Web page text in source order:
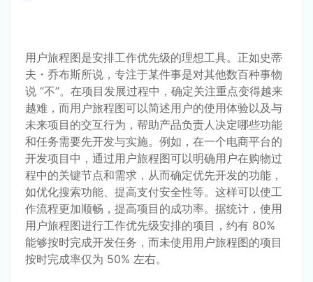
用户旅程图是安排工作优先级的理想工具。正如史蒂
夫・乔布斯所说，专注于某件事是对其他数百种事物
说 “不”。在项目发展过程中，确定关注重点变得越来
越难，而用户旅程图可以简述用户的使用体验以及与
未来项目的交互行为，帮助产品负责人决定哪些功能
和任务需要先开发与实施。例如，在一个电商平台的
开发项目中，通过用户旅程图可以明确用户在购物过
程中的关键节点和需求，从而确定优先开发的功能，
如优化搜索功能、提高支付安全性等。这样可以使工
作流程更加顺畅，提高项目的成功率。据统计，使用
用户旅程图进行工作优先级安排的项目，约有 80%
能够按时完成开发任务，而未使用用户旅程图的项目
按时完成率仅为 50% 左右。